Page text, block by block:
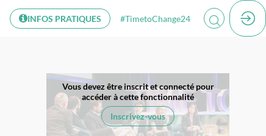
INFOS PRATIQUES #TimetoChange24
Vous devez être inscrit et connecté pour
accéder à cette fonctionnalité
Inscrivez-vous